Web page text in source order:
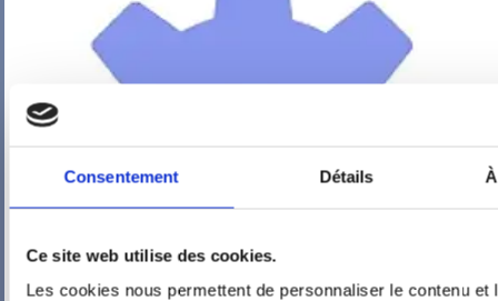
Consentement Détails
Ce site web utilise des cookies.
Les cookies nous permettent de personnaliser le contenu et